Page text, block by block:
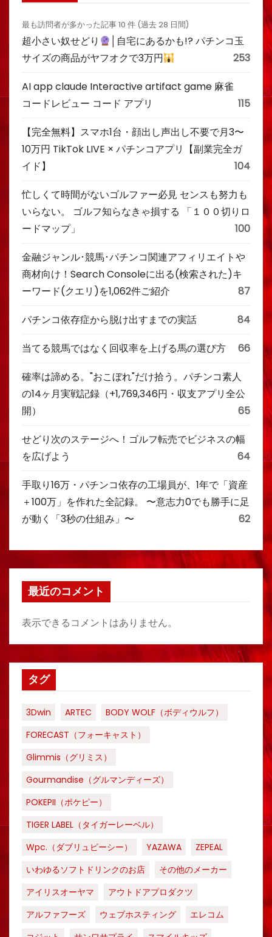
最も訪問者が多かった記事 10 件 (過去 28 日間)
超小さい奴せどり
│自宅にあるかも!? パチンコ玉
サイズの商品がヤフオクで3万円
253
AI app claude Interactive artifact game 麻雀
コードレビュー コード アプリ
115
【完全無料】スマホ1台・顔出し声出し不要で月3〜
10万円 TikTok LIVE × パチンコアプリ【副業完全ガ
イド】
104
忙しくて時間がないゴルファー必見 センスも努力も
いらない。 ゴルフ知らなきゃ損する 「１００切りロ
ードマップ」
100
金融ジャンル･競馬･パチンコ関連アフィリエイトや
商材向け！Search Consoleに出る(検索された)キ
ーワード(クエリ)を1,062件ご紹介
87
パチンコ依存症から脱け出すまでの実話 84
当てる競馬ではなく回収率を上げる馬の選び方 66
確率は諦める。"おこぼれ"だけ拾う。パチンコ素人
の14ヶ月実戦記録（+1,769,346円・収支アプリ全公
開）
65
せどり次のステージへ！ゴルフ転売でビジネスの幅
を広げよう
64
手取り16万・パチンコ依存の工場員が、1年で「資産
＋100万」を作れた全記録。 〜意志力0でも勝手に足
が動く「3秒の仕組み」〜
62
最近のコメント
表示できるコメントはありません。
タグ
3Dwin ARTEC
BODY WOLF（ボディウルフ）
FORECAST（フォーキャスト）
Glimmis（グリミス）
Gourmandise（グルマンディーズ）
POKEPII（ポケピー）
TIGER LABEL（タイガーレーベル）
Wpc.（ダブリュピーシー）
YAZAWA
ZEPEAL
いわゆるソフトドリンクのお店
その他のメーカー
アイリスオーヤマ
アウトドアプロダクツ
アルファフーズ
ウェブホスティング
エレコム